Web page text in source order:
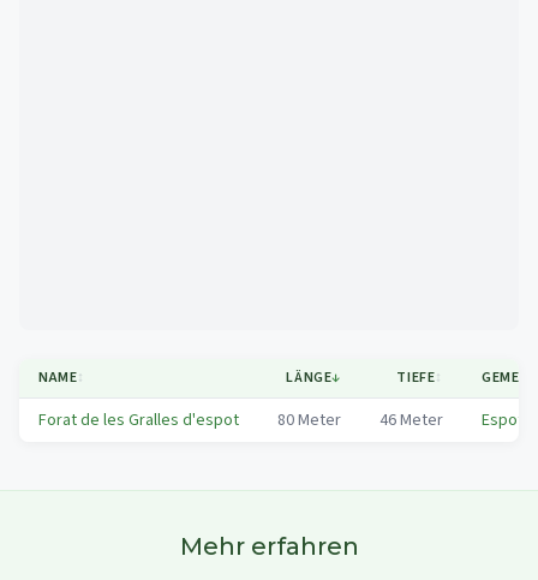
NAME↕ LÄNGE↓ TIEFE↕
Forat de les Gralles d'espot 80Meter 46Meter Espot
Mehr erfahren